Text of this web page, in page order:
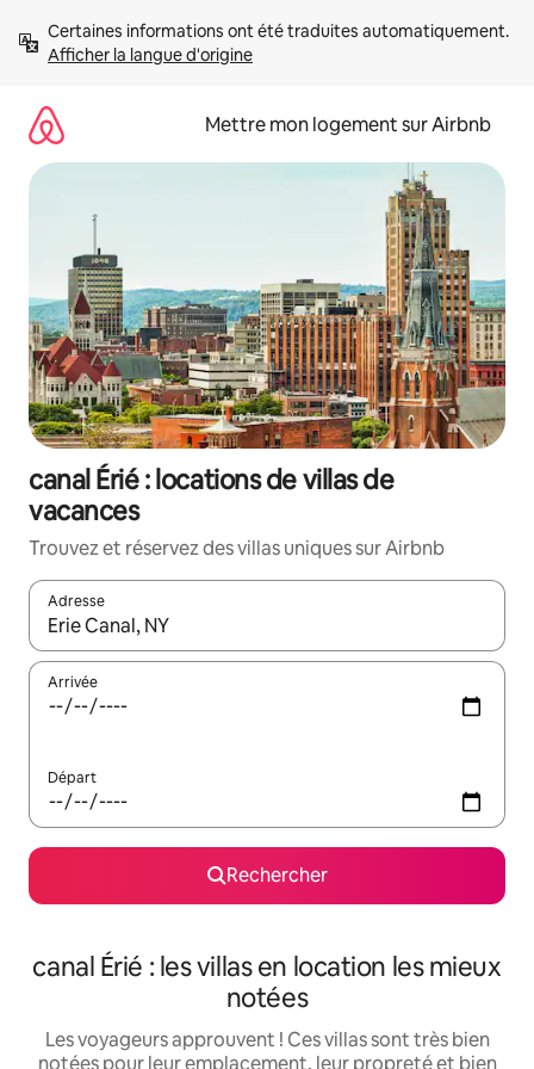
directement
Afficher la langue d'origine
Mettre mon logement sur Airbnb
canal Érié : locations de villas de
vacances
Trouvez et réservez des villas uniques sur Airbnb
Adresse
Lorsque les résultats s'affichent, utilisez les flèches vers le
Arrivée
Départ
Rechercher
canal Érié : les villas en location les mieux
notées
Les voyageurs approuvent ! Ces villas sont très bien
notées pour leur emplacement, leur propreté et bien